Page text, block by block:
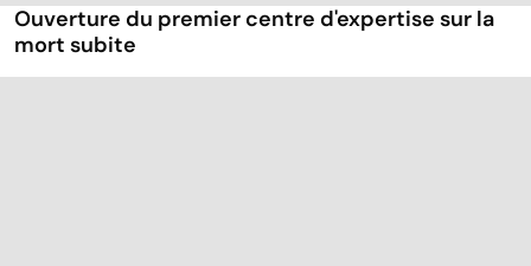
Ouverture du premier centre d'expertise sur la
mort subite